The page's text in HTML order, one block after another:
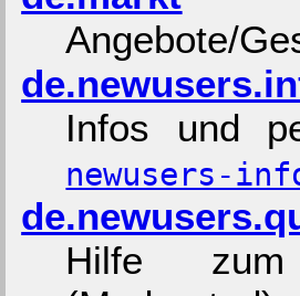
Angebote/
Infos und
newusers-
Hilfe